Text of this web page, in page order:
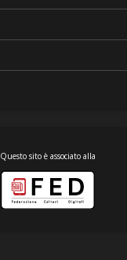
Questo sito è associato alla